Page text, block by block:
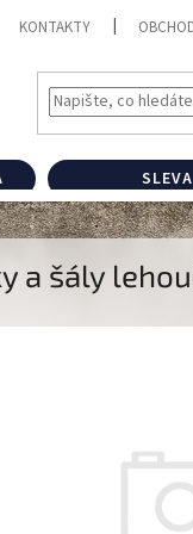
KONTAKTY
SLEVA
a šály